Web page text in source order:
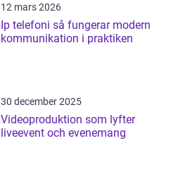
12 mars 2026
Ip telefoni så fungerar modern
kommunikation i praktiken
30 december 2025
Videoproduktion som lyfter
liveevent och evenemang